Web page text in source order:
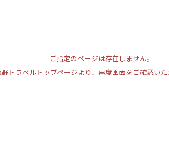
ご指定のページは存在しません。
トラベルトップページより、再度画面をご確認いた